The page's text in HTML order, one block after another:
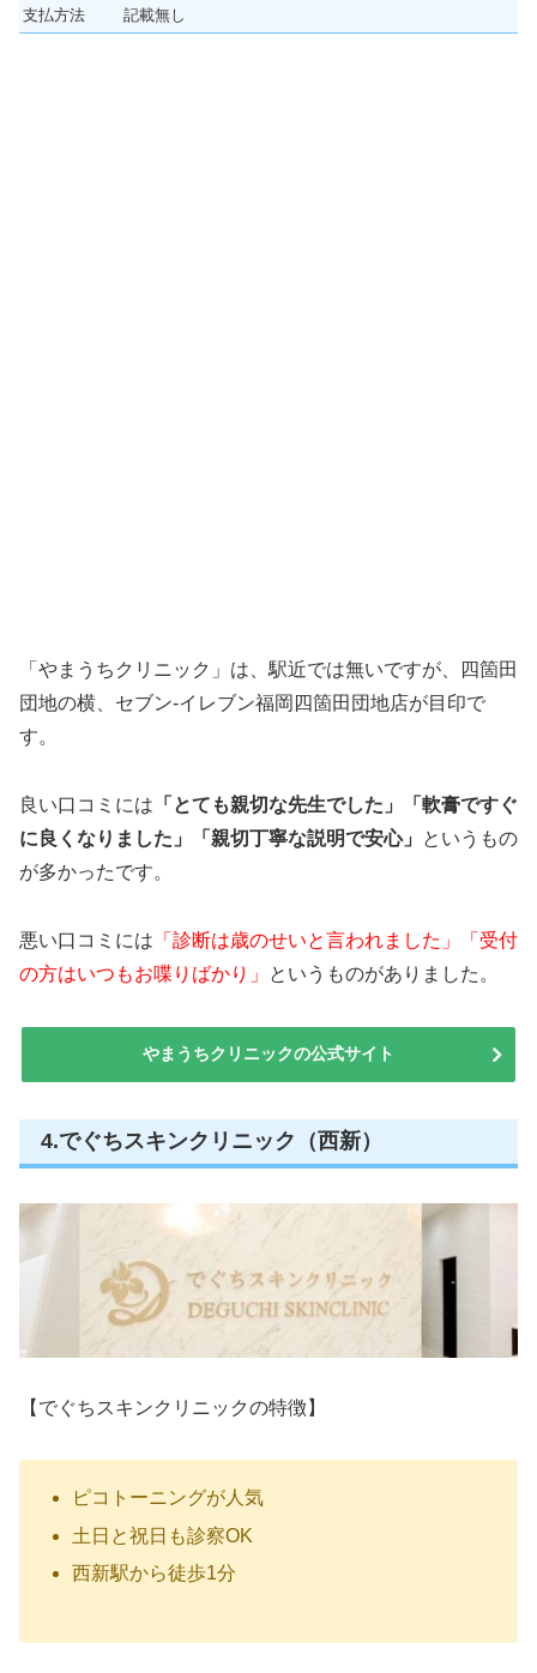
支払方法 記載無し
「やまうちクリニック」は、駅近では無いですが、四箇田
団地の横、セブン-イレブン福岡四箇田団地店が目印で
す。
良い口コミには 「とても親切な先生でした」「軟膏ですぐ
に良くなりました」「親切丁寧な説明で安心」
というもの
が多かったです。
悪い口コミには 「診断は歳のせいと言われました」「受付
の方はいつもお喋りばかり」
というものがありました。
やまうちクリニックの公式サイト
4.でぐちスキンクリニック（西新）
【でぐちスキンクリニックの特徴】
ピコトーニングが人気
土日と祝日も診察OK
西新駅から徒歩1分